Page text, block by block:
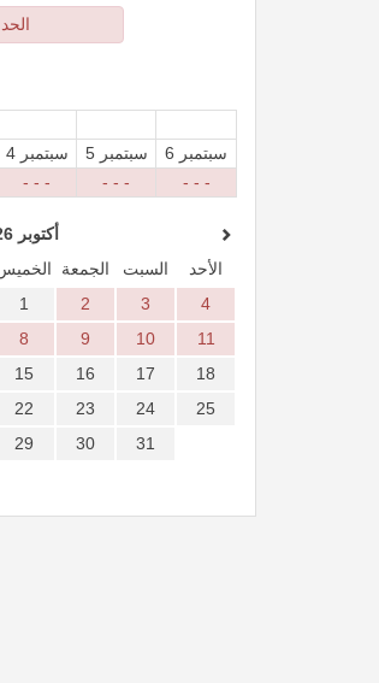
الحد
4 سبتمبر 5 سبتمبر
6 سبتمبر
- - - - - - - - -
أكتوبر 2026
الجمعة السبت
الأحد
1
2 3
4
8 9 10
11
15 16 17
18
22 23 24
25
29 30 31